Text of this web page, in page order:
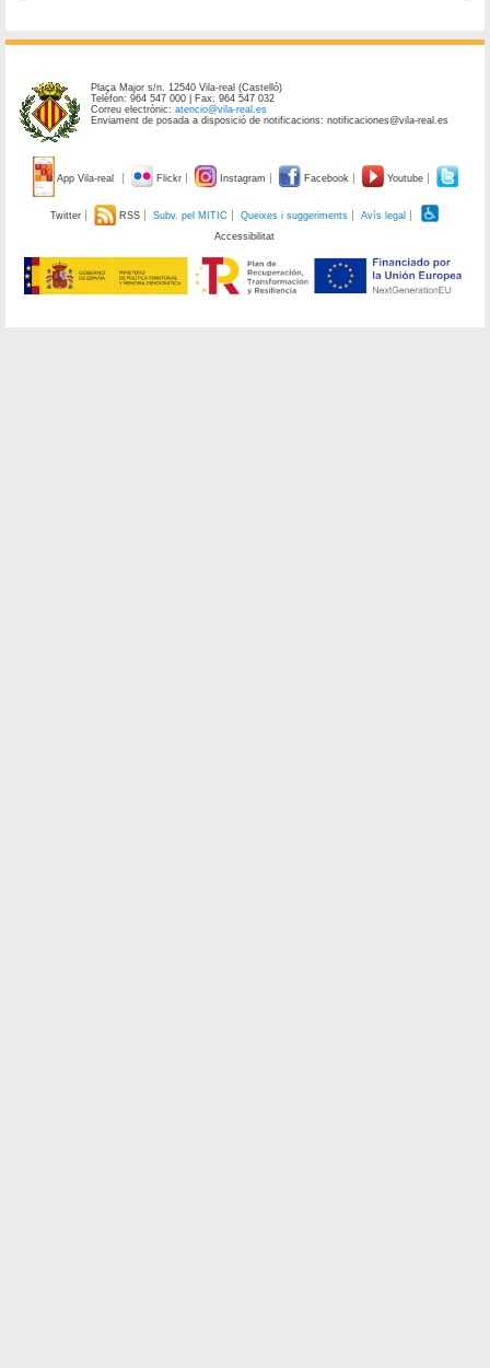
Plaça Major s/n. 12540 Vila-real (Castelló)
Telèfon: 964 547 000 | Fax: 964 547 032
Correu electrònic:atencio@vila-real.es
Enviament de posada a disposició de notificacions: notificaciones@vila-real.es
App Vila-real Flickr Instagram Facebook Youtube
Twitter RSS Subv. pel MITIC Queixes i suggeriments
Avís legal
Accessibilitat